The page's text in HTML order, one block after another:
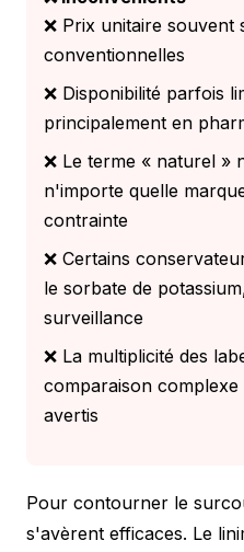
❌ Prix unitaire
conventionnelles
❌ Disponibilité parfois
principalement en
❌ Le terme « naturel »
n'importe quelle
contrainte
❌ Certains
le sorbate de
surveillance
❌ La multiplicité des
comparaison
avertis
Pour contourner le
s'avèrent efficaces. Le